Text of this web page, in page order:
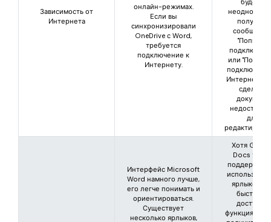
Зависимость от
Интернета
онлайн-режимах.
Если вы
синхронизировали
OneDrive с Word,
требуется
подключение к
Интернету.
будете
получать
"Попытка
или
Интернету",
сделает
документ
для
Интерфейс Microsoft
Word намного лучше,
его легче понимать и
ориентироваться.
Существует
несколько ярлыков,
Хотя
Docs
ярлыков
быстрого
доступа к
функциям,